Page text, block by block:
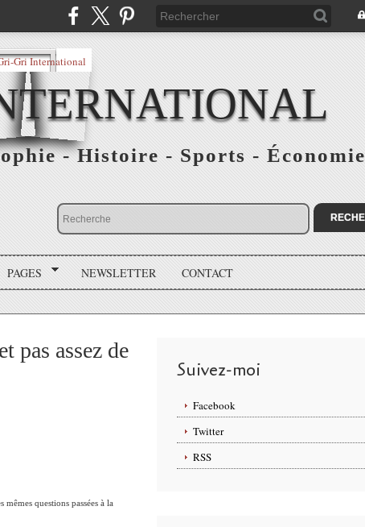
- Histoire - Sports - Économie
PAGES NEWSLETTER CONTACT
pas assez de
questions passées à la
Suivez-moi
Facebook
Twitter
RSS